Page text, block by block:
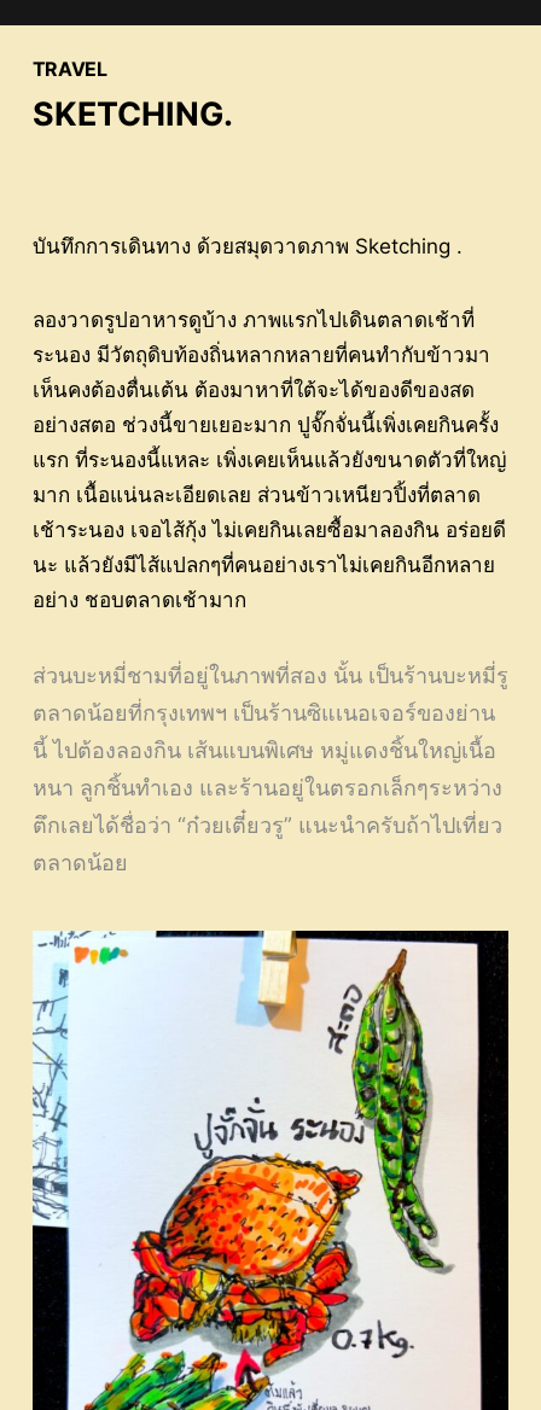
TRAVEL
SKETCHING.
บันทึกการเดินทาง ด้วยสมุดวาดภาพ Sketching .
ลองวาดรูปอาหารดูบ้าง ภาพแรกไปเดินตลาดเช้าที่
ระนอง มีวัตถุดิบท้องถิ่นหลากหลายที่คนทำกับข้าวมา
เห็นคงต้องตื่นเต้น ต้องมาหาที่ใต้จะได้ของดีของสด
อย่างสตอ ช่วงนี้ขายเยอะมาก ปูจั๊กจั่นนี้เพิ่งเคยกินครั้ง
แรก ที่ระนองนี้แหละ เพิ่งเคยเห็นแล้วยังขนาดตัวที่ใหญ่
มาก เนื้อแน่นละเอียดเลย ส่วนข้าวเหนียวปิ้งที่ตลาด
เช้าระนอง เจอไส้กุ้ง ไม่เคยกินเลยซื้อมาลองกิน อร่อยดี
นะ แล้วยังมีไส้แปลกๆที่คนอย่างเราไม่เคยกินอีกหลาย
อย่าง ชอบตลาดเช้ามาก
ส่วนบะหมี่ชามที่อยู่ในภาพที่สอง นั้น เป็นร้านบะหมี่รู
ตลาดน้อยที่กรุงเทพฯ เป็นร้านซิแเนอเจอร์ของย่าน
นี้ ไปต้องลองกิน เส้นแบนพิเศษ หมู่แดงชิ้นใหญ่เนื้อ
หนา ลูกชิ้นทำเอง และร้านอยู่ในตรอกเล็กๆระหว่าง
ตึกเลยได้ชื่อว่า “ก๋วยเตี๋ยวรู” แนะนำครับถ้าไปเที่ยว
ตลาดน้อย